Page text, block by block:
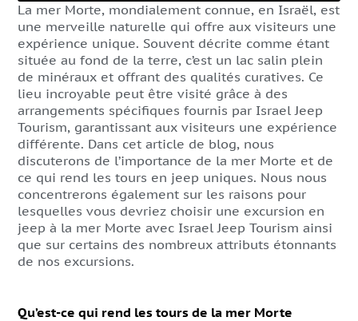
La mer Morte, mondialement connue, en Israël, est
une merveille naturelle qui offre aux visiteurs une
expérience unique. Souvent décrite comme étant
située au fond de la terre, c’est un lac salin plein
de minéraux et offrant des qualités curatives. Ce
lieu incroyable peut être visité grâce à des
arrangements spécifiques fournis par Israel Jeep
Tourism, garantissant aux visiteurs une expérience
différente. Dans cet article de blog, nous
discuterons de l’importance de la mer Morte et de
ce qui rend les tours en jeep uniques. Nous nous
concentrerons également sur les raisons pour
lesquelles vous devriez choisir une excursion en
jeep à la mer Morte avec Israel Jeep Tourism ainsi
que sur certains des nombreux attributs étonnants
de nos excursions.
Qu’est-ce qui rend les tours de la mer Morte